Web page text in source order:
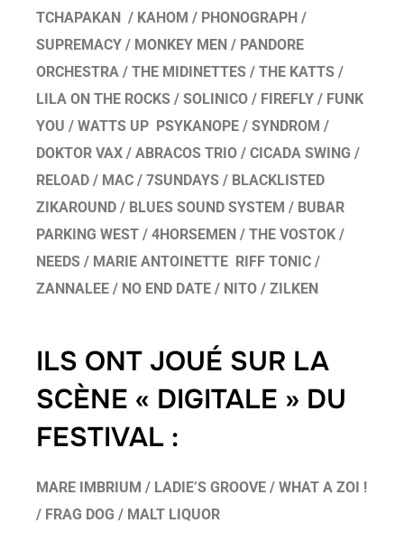
TCHAPAKAN / KAHOM / PHONOGRAPH /
SUPREMACY / MONKEY MEN / PANDORE
ORCHESTRA / THE MIDINETTES / THE KATTS /
LILA ON THE ROCKS / SOLINICO / FIREFLY / FUNK
YOU / WATTS UP PSYKANOPE / SYNDROM /
DOKTOR VAX / ABRACOS TRIO / CICADA SWING /
RELOAD / MAC / 7SUNDAYS / BLACKLISTED
ZIKAROUND / BLUES SOUND SYSTEM / BUBAR
PARKING WEST / 4HORSEMEN / THE VOSTOK /
NEEDS / MARIE ANTOINETTE RIFF TONIC /
ZANNALEE / NO END DATE / NITO / ZILKEN
ILS ONT JOUÉ SUR LA
SCÈNE « DIGITALE » DU
FESTIVAL :
MARE IMBRIUM / LADIE’S GROOVE / WHAT A ZOI !
/ FRAG DOG / MALT LIQUOR